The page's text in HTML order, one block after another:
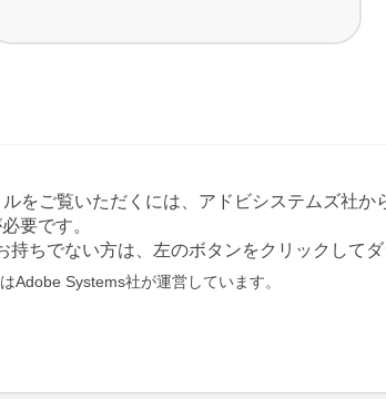
をご覧いただくには、アドビシステムズ社か
要です。
持ちでない方は、左のボタンをクリックしてダ
Adobe Systems社が運営しています。